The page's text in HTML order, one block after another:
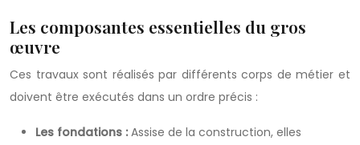
Les composantes essentielles du gros
œuvre
Ces travaux sont réalisés par différents corps de métier et
doivent être exécutés dans un ordre précis :
Les fondations : Assise de la construction, elles